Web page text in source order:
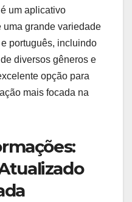
um aplicativo
grande variedade
português, incluindo
diversos gêneros e
opção para
mais focada na